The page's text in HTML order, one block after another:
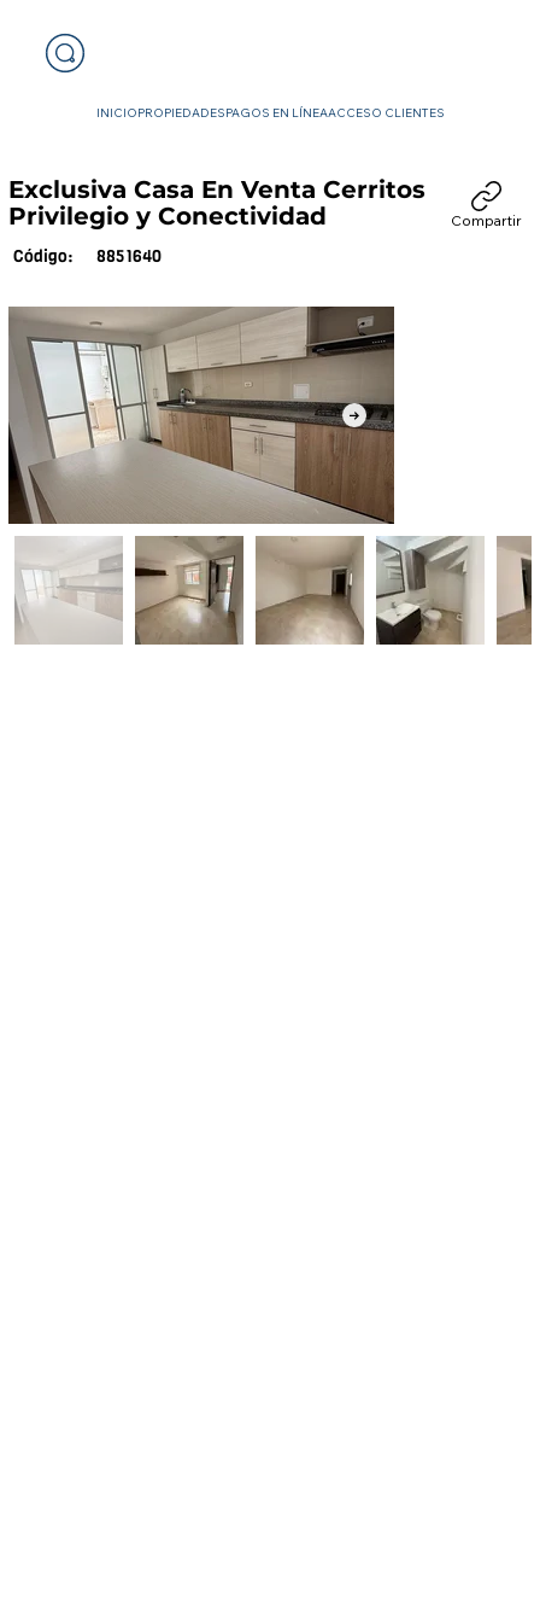
INICIOPROPIEDADESPAGOS EN LÍNEAACCESO CLIENTES
Exclusiva Casa En Venta Cerritos
Privilegio y Conectividad
Código: 8851640
Compartir